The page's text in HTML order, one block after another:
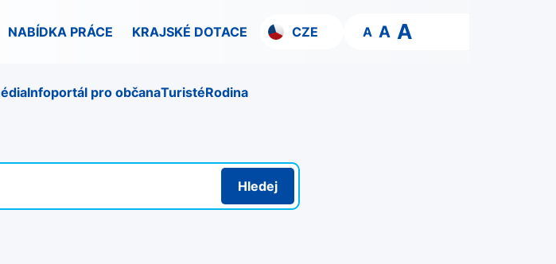
NABÍDKA PRÁCE KRAJSKÉ DOTACE CZE A A A
Infoportál pro občanaTuristéRodina
Hledej